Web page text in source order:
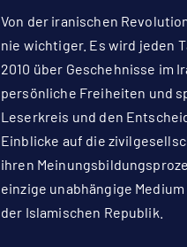
Von der iranischen
nie wichtiger. Es wird jeden
2010 über Geschehnisse im
persönliche Freiheiten und
Leserkreis und den
Einblicke auf die
ihren
einzige unabhängige
der Islamischen Republik.